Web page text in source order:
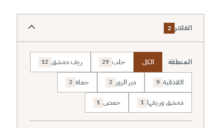
الفلاتر 2
المنطقة الكل حلب 29 ريف دمشق 12
اللاذقية 9 دير الزور 2 حماة 2
دمشق وريفها 1 حمص 1